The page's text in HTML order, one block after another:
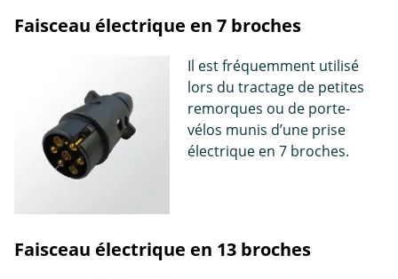
Faisceau électrique en 7 broches
Il est fréquemment utilisé
lors du tractage de petites
remorques ou de porte-
vélos munis d’une prise
électrique en 7 broches.
Faisceau électrique en 13 broches